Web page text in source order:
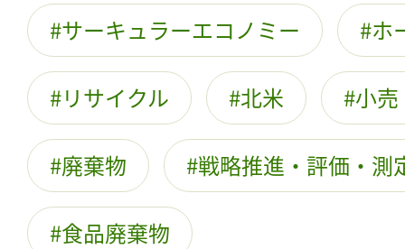
サーキュラーエコノミー ホ
リサイクル 北米 小
廃棄物 戦略推進・評価・測
食品廃棄物